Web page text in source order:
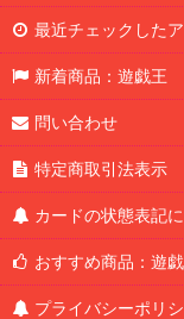
最近チェックした
新着商品：遊戯王
問い合わせ
特定商取引法表示
カードの状態表記
おすすめ商品：遊
プライバシーポリ